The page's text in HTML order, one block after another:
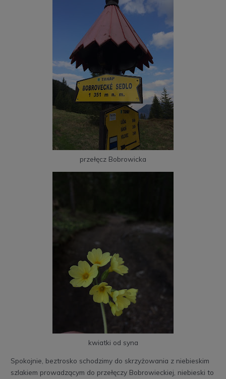
przełęcz Bobrowicka
kwiatki od syna
Spokojnie, beztrosko schodzimy do skrzyżowania z niebieskim
szlakiem prowadzącym do przełęczy Bobrowieckiej, niebieski to